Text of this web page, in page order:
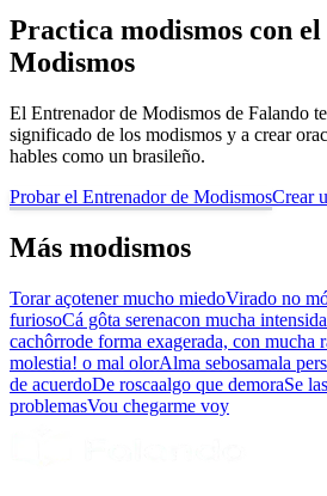
Practica modismos con
Modismos
El Entrenador de Modismos de Falando
significado de los modismos y a crear
hables como un brasileño.
Probar el Entrenador de ModismosCrear
Más modismos
Torar açotener mucho miedoVirado no
furiosoCá gôta serenacon mucha
cachôrrode forma exagerada, con mucha
molestia! o mal olorAlma sebosamala
de acuerdoDe roscaalgo que demoraSe
problemasVou chegarme voy